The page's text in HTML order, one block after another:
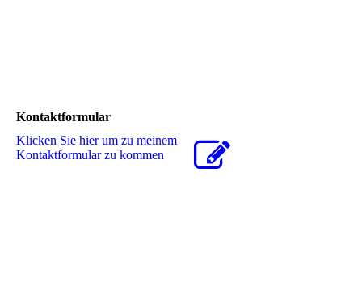
Kontaktformular
Klicken Sie hier um zu meinem
Kon­takt­for­mu­lar zu kommen